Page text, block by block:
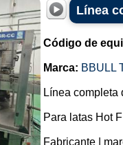
Línea
Código de
Marca: BBULL
Línea completa
Para latas Hot
Fabricante |